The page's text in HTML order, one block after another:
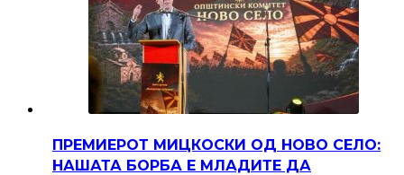
ПРЕМИЕРОТ МИЦКОСКИ ОД НОВО СЕЛО:
НАШАТА БОРБА Е МЛАДИТЕ ДА